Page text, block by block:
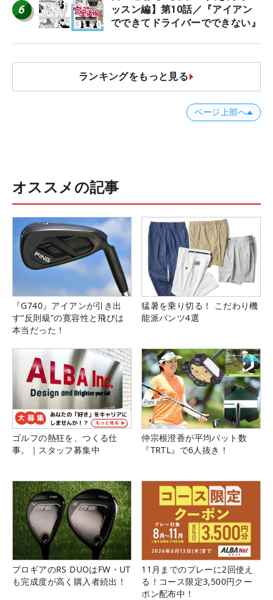
6
ッスン編】第10話／『アイアン
でできてドライバーでできない』
ランキングをもっと見る
ページ上部へ
オススメの記事
『G740』アイアンが引き出
す“反則級”の寛容性と飛びは
本当だった！
猛暑を乗り切る！ こだわり機
能派パンツ4選
ゴルフの熱狂を、つくる仕
事。｜スタッフ募集中
仲宗根澄香が平均パット数
『TRTL』で6人抜き！
プロギアのRS DUOはFW・UT
も完成度が高く購入者続出！
11月までのプレーに2回使え
る！コース限定3,500円クー
ポン配布中！